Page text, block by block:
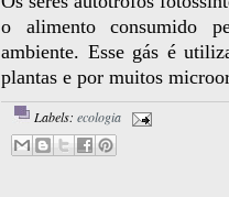
o alimento consumido
ambiente. Esse gás é
plantas e por muitos
Labels: ecologia